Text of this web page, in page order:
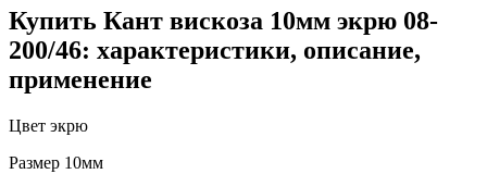
Купить Кант вискоза 10мм экрю 08-
200/46: характеристики, описание,
применение
Цвет экрю
Размер 10мм